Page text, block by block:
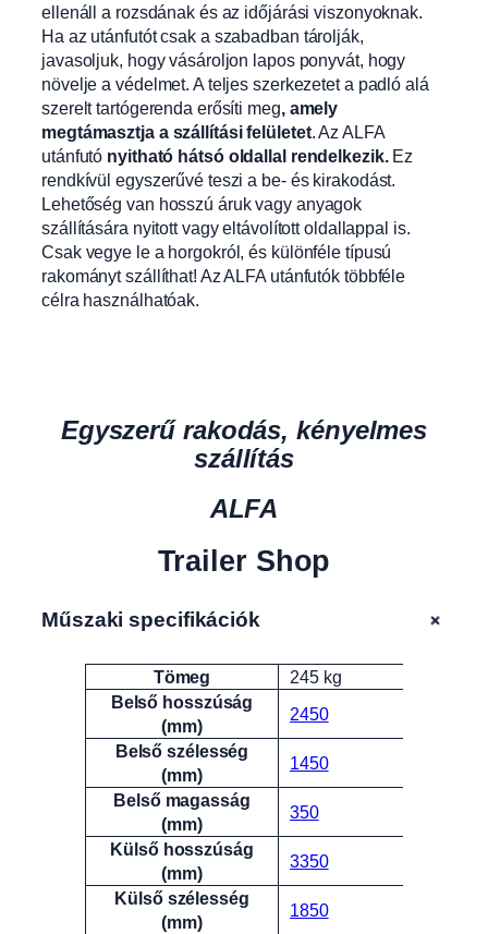
ellenáll a rozsdának és az időjárási viszonyoknak.
Ha az utánfutót csak a szabadban tárolják,
javasoljuk, hogy vásároljon lapos ponyvát, hogy
növelje a védelmet. A teljes szerkezetet a padló alá
szerelt tartógerenda erősíti meg, amely
megtámasztja a szállítási felületet. Az ALFA
utánfutó nyitható hátsó oldallal rendelkezik.Ez
rendkívül egyszerűvé teszi a be- és kirakodást.
Lehetőség van hosszú áruk vagy anyagok
szállítására nyitott vagy eltávolított oldallappal is.
Csak vegye le a horgokról, és különféle típusú
rakományt szállíthat! Az ALFA utánfutók többféle
célra használhatóak.
Egyszerű rakodás, kényelmes
szállítás
ALFA
Trailer Shop
Műszaki specifikációk +
Attribútumok Érték
Tömeg
245 kg
Belső hosszúság
(mm)
2450
Belső szélesség
(mm)
1450
Belső magasság
(mm)
350
Külső hosszúság
(mm)
3350
Külső szélesség
(mm)
1850